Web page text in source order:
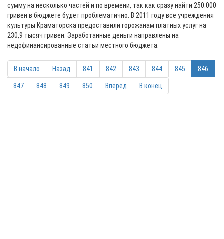
сумму на несколько частей и по времени, так как сразу найти 250.000
гривен в бюджете будет проблематично. В 2011 году все учреждения
культуры Краматорска предоставили горожанам платных услуг на
230,9 тысяч гривен. Заработанные деньги направлены на
недофинансированные статьи местного бюджета.
В начало Назад 841 842 843 844 845 846
847 848 849 850 Вперёд В конец